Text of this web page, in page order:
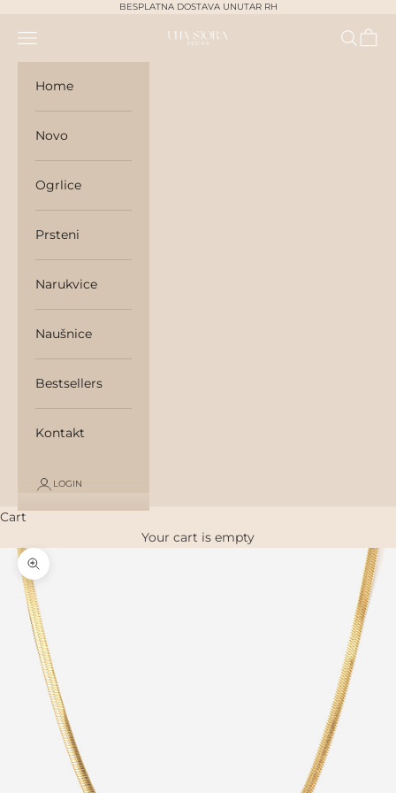
BESPLATNA DOSTAVA UNUTAR RH
unasjora
Navigation menu Search
Cart
Home
Novo
Ogrlice
Prsteni
Narukvice
Naušnice
Bestsellers
Kontakt
LOGIN
Cart
Your cart is empty
Zoom picture